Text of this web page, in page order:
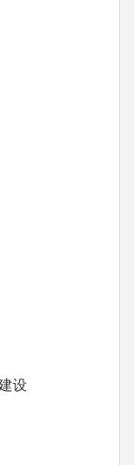
设